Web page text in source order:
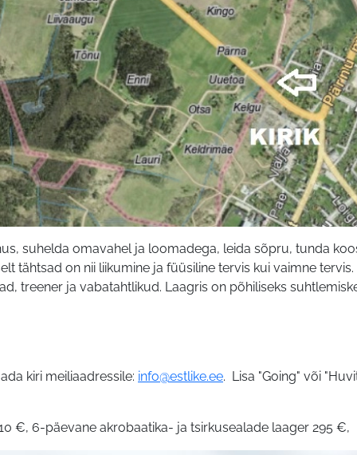
suhelda omavahel ja loomadega, leida sõpru, tunda
tähtsad on nii liikumine ja füüsiline tervis kui vaimne tervis.
treener ja vabatahtlikud. Laagris on põhiliseks
kiri meiliaadressile: info@estlike.ee. Lisa "Going" või
€, 6-päevane akrobaatika- ja tsirkusealade laager 295